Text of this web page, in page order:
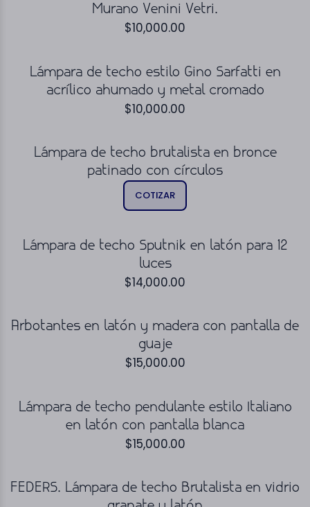
Murano Venini Vetri.
$10,000.00
Lámpara de techo estilo Gino Sarfatti en
acrílico ahumado y metal cromado
$10,000.00
Lámpara de techo brutalista en bronce
patinado con círculos
COTIZAR
Lámpara de techo Sputnik en latón para 12
luces
$14,000.00
Arbotantes en latón y madera con pantalla de
guaje
$15,000.00
Lámpara de techo pendulante estilo Italiano
en latón con pantalla blanca
$15,000.00
FEDERS. Lámpara de techo Brutalista en vidrio